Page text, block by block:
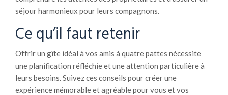
séjour harmonieux pour leurs compagnons.
Ce qu’il faut retenir
Offrir un gîte idéal à vos amis à quatre pattes nécessite
une planification réfléchie et une attention particulière à
leurs besoins. Suivez ces conseils pour créer une
expérience mémorable et agréable pour vous et vos